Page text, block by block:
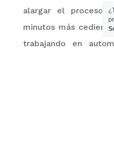
alargar el proceso
minutos más
trabajando en